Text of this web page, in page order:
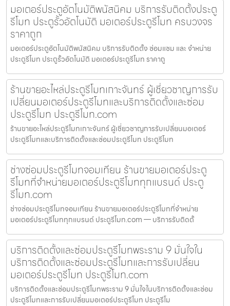
มอเตอร์ประตูอัตโนมัติพนัสนิคม บริการรับติดตั้งประตู
รีโมท ประตูรั้วอัตโนมัติ มอเตอร์ประตูรีโมท ครบวงจร
ราคาถูก
มอเตอร์ประตูอัตโนมัติพนัสนิคม บริการรับติดตั้ง ซ่อมแซม และ จำหน่าย
ประตูรีโมท ประตูรั้วอัตโนมัติ มอเตอร์ประตูรีโมท ราคาถู
ร้านขายอะไหล่ประตูรีโมทเกาะจันทร์ ผู้เชี่ยวชาญการรับ
เปลี่ยนมอเตอร์ประตูรีโมทและบริการติดตั้งและซ่อม
ประตูรีโมท ประตูรีโมท.com
ร้านขายอะไหล่ประตูรีโมทเกาะจันทร์ ผู้เชี่ยวชาญการรับเปลี่ยนมอเตอร์
ประตูรีโมทและบริการติดตั้งและซ่อมประตูรีโมท ประตูรีโมท
ช่างซ่อมประตูรีโมทจอมเทียน ร้านขายมอเตอร์ประตู
รีโมทที่จำหน่ายมอเตอร์ประตูรีโมททุกแบรนด์ ประตู
รีโมท.com
ช่างซ่อมประตูรีโมทจอมเทียน ร้านขายมอเตอร์ประตูรีโมทที่จำหน่าย
มอเตอร์ประตูรีโมททุกแบรนด์ ประตูรีโมท.com — บริการรับติดตั้
บริการติดตั้งและซ่อมประตูรีโมทพระราม 9 มั่นใจใน
บริการติดตั้งและซ่อมประตูรีโมทและการรับเปลี่ยน
มอเตอร์ประตูรีโมท ประตูรีโมท.com
บริการติดตั้งและซ่อมประตูรีโมทพระราม 9 มั่นใจในบริการติดตั้งและซ่อม
ประตูรีโมทและการรับเปลี่ยนมอเตอร์ประตูรีโมท ประตูรีโม